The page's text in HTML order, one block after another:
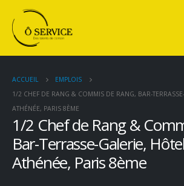
ACCUEIL
EMPLOIS
1/2 CHEF DE RANG & COMMIS DE RANG, BAR-
ATHÉNÉE, PARIS 8ÈME
1/2 Chef de Rang &
Bar-Terrasse-Galerie,
Athénée, Paris 8ème